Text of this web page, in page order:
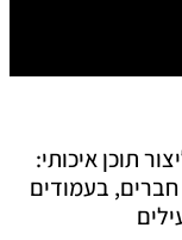
תוכן איכותי:
בעמודים